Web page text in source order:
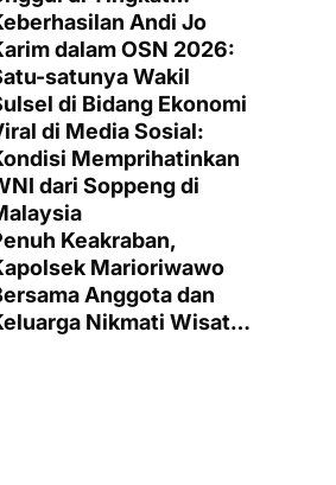
Andi Jo
dalam OSN 2026:
satunya Wakil
di Bidang Ekonomi
di Media Sosial:
Memprihatinkan
dari Soppeng di
Keakraban,
Marioriwawo
Anggota dan
Nikmati Wisata